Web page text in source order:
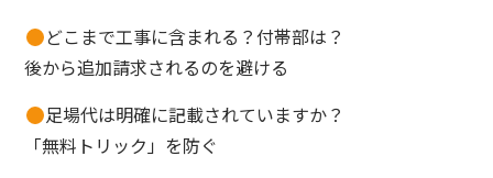
どこまで工事に含まれる？付帯部は？
後から追加請求されるのを避ける
足場代は明確に記載されていますか？
「無料トリック」を防ぐ